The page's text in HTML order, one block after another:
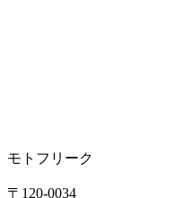
モトフリーク
〒120-0034